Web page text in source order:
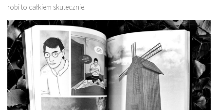
robi to całkiem skutecznie.